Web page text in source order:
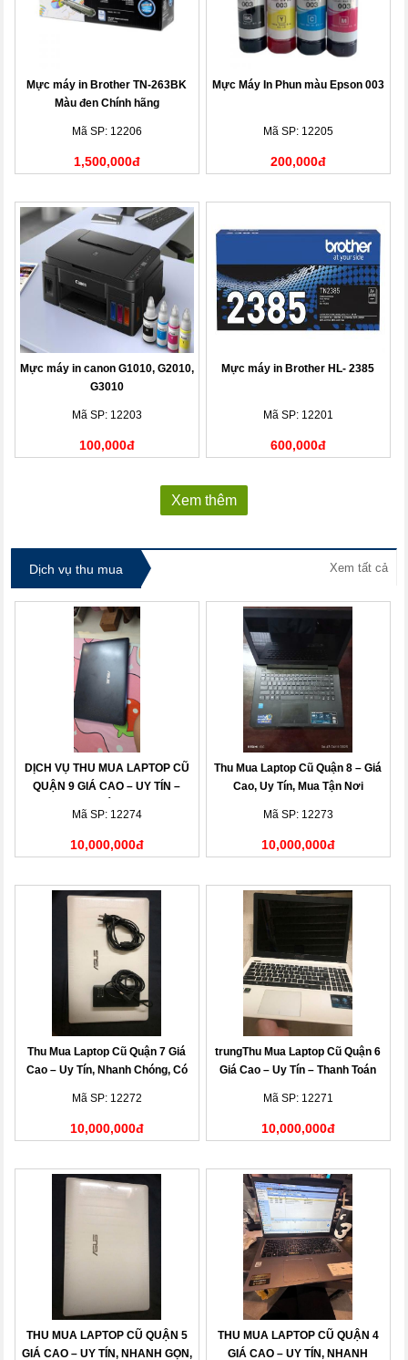
Mực máy in Brother TN-263BK
Màu đen Chính hãng
Mã SP: 12206
1,500,000đ
Mực Máy In Phun màu Epson 003
Mã SP: 12205
200,000đ
Mực máy in canon G1010, G2010,
G3010
Mã SP: 12203
100,000đ
Mực máy in Brother HL- 2385
Mã SP: 12201
600,000đ
Xem thêm
Dịch vụ thu mua Xem tất cả
DỊCH VỤ THU MUA LAPTOP CŨ
QUẬN 9 GIÁ CAO – UY TÍN –
Mã SP: 12274
10,000,000đ
Thu Mua Laptop Cũ Quận 8 – Giá
Cao, Uy Tín, Mua Tận Nơi
Mã SP: 12273
10,000,000đ
Thu Mua Laptop Cũ Quận 7 Giá
Cao – Uy Tín, Nhanh Chóng, Có
Mã SP: 12272
10,000,000đ
trungThu Mua Laptop Cũ Quận 6
Giá Cao – Uy Tín – Thanh Toán
Mã SP: 12271
10,000,000đ
THU MUA LAPTOP CŨ QUẬN 5
GIÁ CAO – UY TÍN, NHANH GỌN,
THU MUA LAPTOP CŨ QUẬN 4
GIÁ CAO – UY TÍN, NHANH